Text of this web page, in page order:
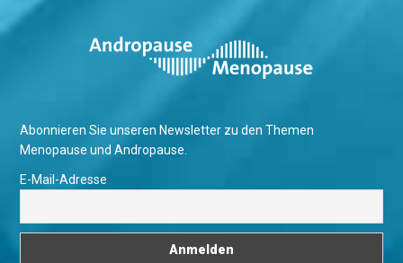
Abonnieren Sie unseren Newsletter zu den Themen
Menopause und Andropause.
E-Mail-Adresse